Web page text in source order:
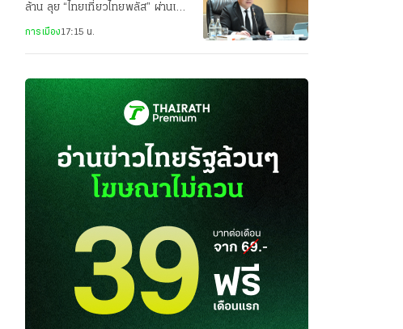
ล้าน ลุย “ไทยเที่ยวไทยพลัส” ผ่านเป๋า
การเมือง17:15 น.